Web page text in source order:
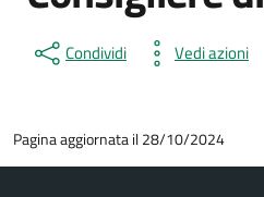
Condividi Vedi azioni
Pagina aggiornata il 28/10/2024